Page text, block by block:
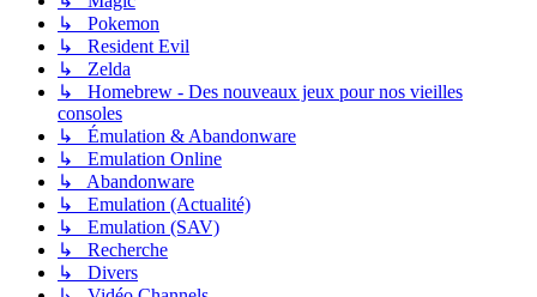
↳ Pokemon
↳ Resident Evil
↳ Zelda
↳ Homebrew - Des nouveaux jeux pour nos vieilles
consoles
↳ Émulation & Abandonware
↳ Emulation Online
↳ Abandonware
↳ Emulation (Actualité)
↳ Emulation (SAV)
↳ Recherche
↳ Divers